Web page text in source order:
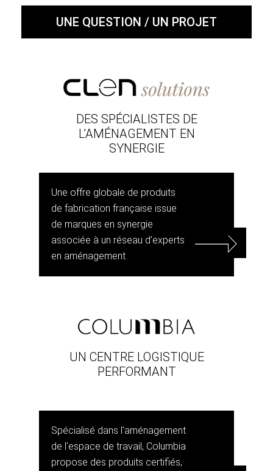
UNE QUESTION / UN PROJET
DES SPÉCIALISTES DE
L’AMÉNAGEMENT EN
SYNERGIE
Une offre globale de produits
de fabrication française issue
de marques en synergie
associée à un réseau d’experts
en aménagement.
UN CENTRE LOGISTIQUE
PERFORMANT
Spécialisé dans l'aménagement
de l'espace de travail, Columbia
propose des produits certifiés,